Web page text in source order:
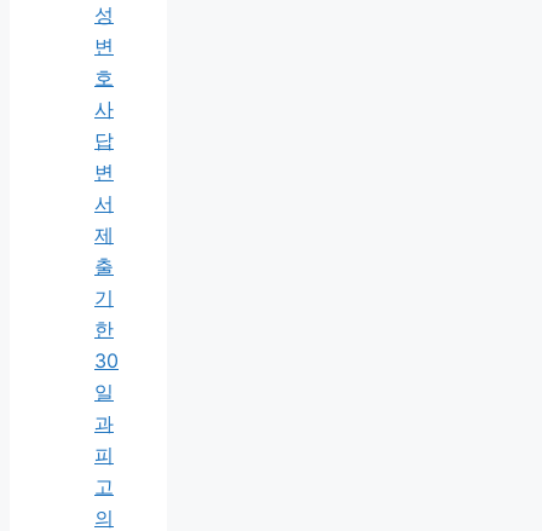
성
변
호
사
답
변
서
제
출
기
한
30
일
과
피
고
의